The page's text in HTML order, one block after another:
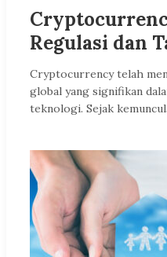
Regulasi dan
Cryptocurrency telah
global yang signifikan
teknologi. Sejak